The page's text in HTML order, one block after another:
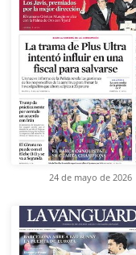
24 de mayo de 2026